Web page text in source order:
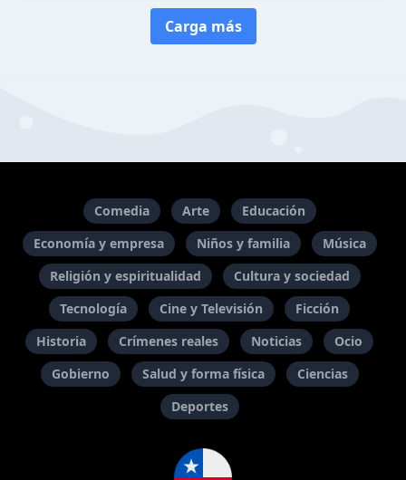
Carga más
Comedia Arte
Educación
Economía y empresa
Niños y familia
Música
Religión y espiritualidad
Cultura y sociedad
Tecnología
Cine y Televisión
Ficción
Historia
Crímenes reales Noticias
Ocio
Gobierno
Salud y forma física
Ciencias
Deportes